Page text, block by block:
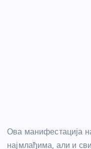
Ова манифестација
најмлађима, али и